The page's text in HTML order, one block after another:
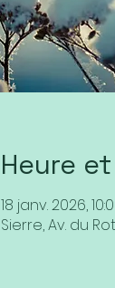
Heure
18 janv. 2026,
Sierre, Av. du